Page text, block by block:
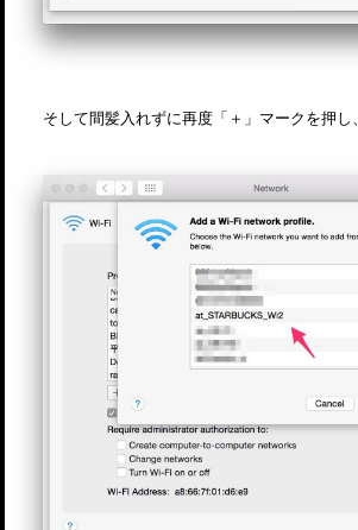
そして間髪入れずに再度「＋」マークを押し、